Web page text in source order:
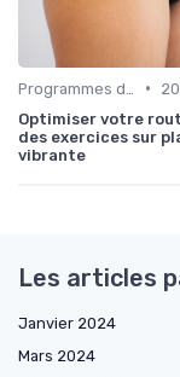
•
Optimiser votre
des exercices sur
vibrante
Les articles
Janvier 2024
Mars 2024